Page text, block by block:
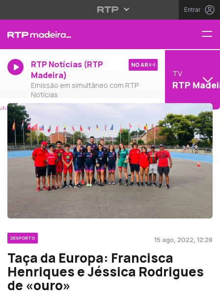
Entrar
RTP Notícias (RTP
Madeira)
Emissão em simultâneo com RTP
Notícias
NO AR
TV
RTP
DESPORTO 15 ago, 2022, 12:28
Taça da Europa: Francisca
Henriques e Jéssica Rodrigues
de «ouro»